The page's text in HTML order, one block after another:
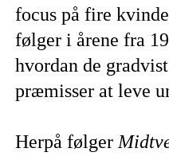
focus på fire
følger i årene fra
hvordan de
præmisser at leve
Herpå følger